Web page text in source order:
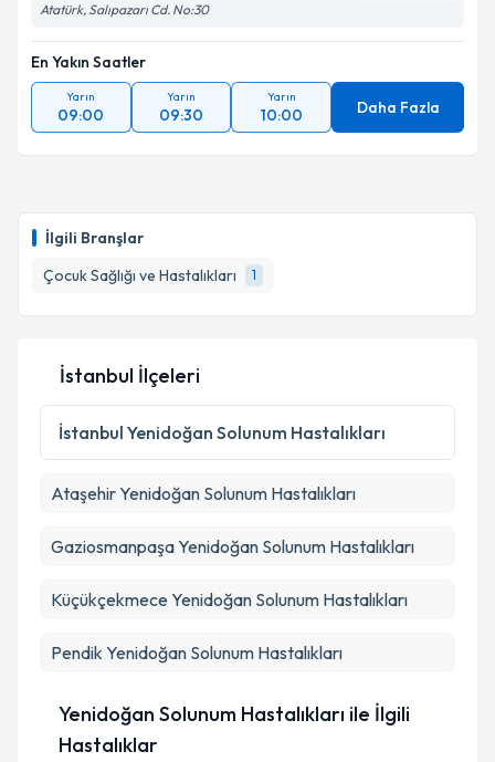
İlgili Branşlar
Çocuk Sağlığı ve Hastalıkları
1
Kişisel verilerimin işlenmesine ilişkin
Metni'ni okudum ve kişisel verilerimin belirtilen
kapsamda işlenmesini kabul ediyorum.
Takvim Talebini Gönder
Atatürk, Salıpazarı Cd. No:30
En Yakın Saatler
Yarın
09:00
Yarın
09:30
Yarın
10:00 Daha Fazla
İstanbul İlçeleri
İstanbul Yenidoğan Solunum Hastalıkları
AtaşehirYenidoğan Solunum Hastalıkları
GaziosmanpaşaYenidoğan Solunum Hastalıkları
Küçükçekmece Yenidoğan Solunum Hastalıkları
Pendik Yenidoğan Solunum Hastalıkları
Yenidoğan Solunum Hastalıkları ile İlgili
Hastalıklar